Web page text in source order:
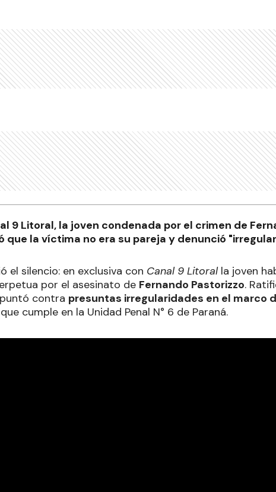
9 Litoral, la joven condenada por el crimen de
que la víctima no era su pareja y denunció
el silencio: en exclusiva con Canal 9 Litoralla joven
por el asesinato de Fernando Pastorizzo.
contra presuntas irregularidades en el marco
cumple en la Unidad Penal N° 6 de Paraná.